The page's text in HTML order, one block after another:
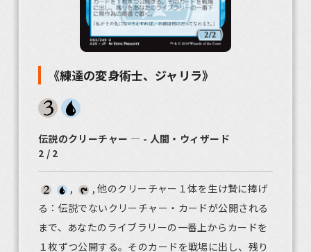
《練達の変身術士、ジャリラ》
伝説のクリーチャー ― - 人間・ウィザード
2 / 2
,
, 他のクリーチャー１体を生け贄に捧げ
る：伝説でないクリーチャー・カードが公開される
まで、あなたのライブラリーの一番上からカードを
１枚ずつ公開する。そのカードを戦場に出し、残り